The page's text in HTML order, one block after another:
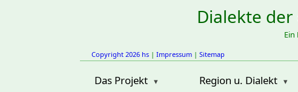
Dialekte
Copyright 2026 hs | Impressum | Sitemap
Das Projekt Region u. Dialekt